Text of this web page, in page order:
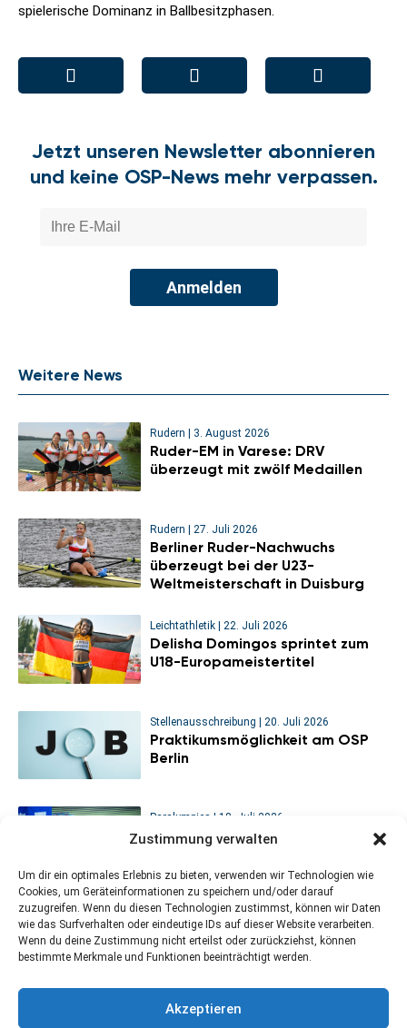
Zustimmung verwalten
Um dir ein optimales Erlebnis zu bieten, verwenden wir Technologien wie
Cookies, um Geräteinformationen zu speichern und/oder darauf
zuzugreifen. Wenn du diesen Technologien zustimmst, können wir Daten
wie das Surfverhalten oder eindeutige IDs auf dieser Website verarbeiten.
Wenn du deine Zustimmung nicht erteilst oder zurückziehst, können
bestimmte Merkmale und Funktionen beeinträchtigt werden.
Akzeptieren
spielerische Dominanz in Ballbesitzphasen.
Jetzt unseren Newsletter abonnieren
und keine OSP-News mehr verpassen.
Anmelden
Weitere News
Rudern 3. August 2026
Ruder-EM in Varese: DRV
überzeugt mit zwölf Medaillen
Rudern | 27. Juli 2026
Berliner Ruder-Nachwuchs
überzeugt bei der U23-
Weltmeisterschaft in Duisburg
Leichtathletik | 22. Juli 2026
Delisha Domingos sprintet zum
U18-Europameistertitel
Stellenausschreibung | 20. Juli 2026
Praktikumsmöglichkeit am OSP
Berlin
Paralympics | 18. Juli 2026
Sitzvolleyball-WM: Viertelfinal-